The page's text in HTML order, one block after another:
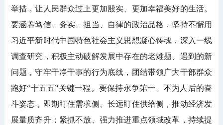
举措，让人民群众过上更加殷实、更加幸福美好的生活。
要涵养笃信、务实、担当、自律的政治品格，坚持不懈用
习近平新时代中国特色社会主义思想凝心铸魂，深入一线
调查研究，积极主动破解发展中存在的老难题、遇到的新
问题，守牢干净干事的行为底线，团结带领广大干部群众
跑好“十五五”关键一程。要保持永争第一、不为人后的奋
斗姿态，即期盯住需求侧、长远盯住供给侧，推动经济发
展量质齐升；紧抓不放、强力推进重点领域改革，持续提